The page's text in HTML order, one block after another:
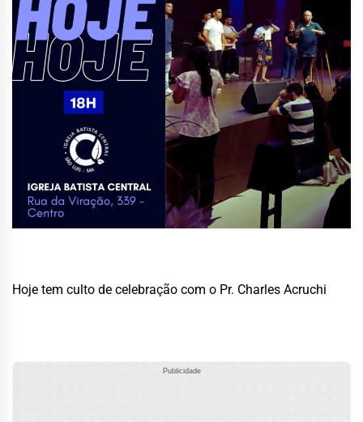
Hoje tem culto de celebração com o Pr. Charles Acruchi
Publicidade